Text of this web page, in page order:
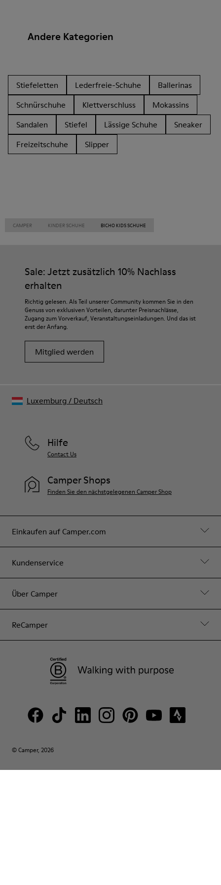
Andere Kategorien
Stiefeletten Lederfreie-Schuhe
Ballerinas
Schnürschuhe
Klettverschluss
Mokassins
Sandalen
Stiefel Lässige Schuhe
Sneaker
Freizeitschuhe
Slipper
CAMPER KINDER SCHUHE BICHO KIDS SCHUHE
Sale: Jetzt zusätzlich 10% Nachlass
erhalten
Richtig gelesen. Als Teil unserer Community kommen Sie in den
Genuss von exklusiven Vorteilen, darunter Preisnachlässe,
Zugang zum Vorverkauf, Veranstaltungseinladungen. Und das ist
erst der Anfang.
Mitglied werden
Einkaufen auf Camper.com
Kundenservice
Über Camper
ReCamper
Hilfe
Contact Us
Camper Shops
Finden Sie den nächstgelegenen Camper Shop
© Camper, 2026
Luxemburg / Deutsch